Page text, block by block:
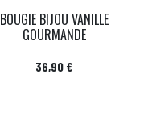
BOUGIE BIJOU VANILLE
GOURMANDE
Prix
36,90 €